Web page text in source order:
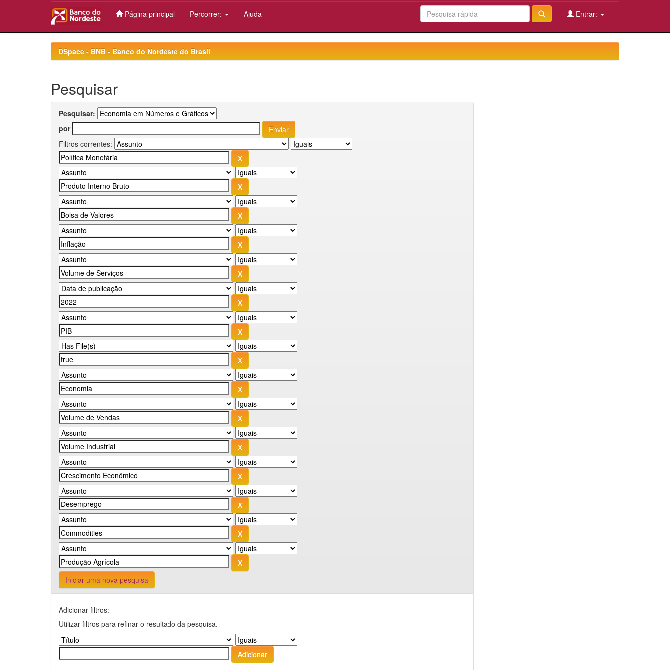
Página principal Percorrer: Ajuda Entrar:
DSpace - BNB - Banco do Nordeste do Brasil
Pesquisar
Pesquisar:
por
Filtros correntes:
Iniciar uma nova pesquisa
Adicionar filtros:
Utilizar filtros para refinar o resultado da pesquisa.